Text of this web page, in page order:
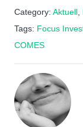
Category: Aktuell,
Tags: Focus
COMES